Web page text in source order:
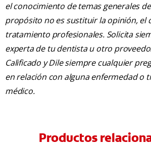
el conocimiento de temas generales
propósito no es sustituir la opinión, el
tratamiento profesionales. Solicita
experta de tu dentista u otro
Calificado y Dile siempre cualquier
en relación con alguna enfermedad o
médico.
Productos